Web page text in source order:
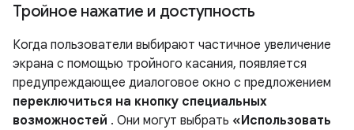
Тройное нажатие и доступность
Когда пользователи выбирают частичное увеличение
экрана с помощью тройного касания, появляется
предупреждающее диалоговое окно с предложением
переключиться на кнопку специальных
возможностей . Они могут выбрать «Использовать